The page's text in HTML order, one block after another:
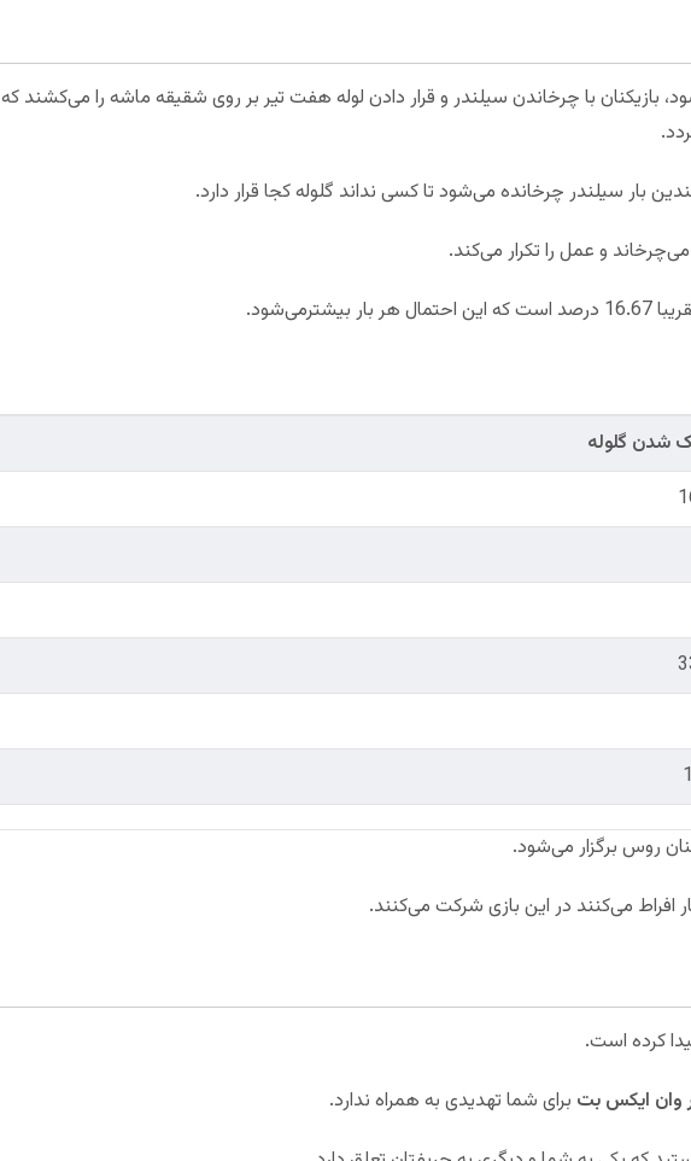
بازیکنان با چرخاندن سیلندر و قرار دادن لوله هفت تیر بر روی شقیقه ماشه را می‌کشند
و عمل را تکرار می‌کند.
شدن گلوله
روس برگزار می‌شود.
افراط می‌کنند در این بازی شرکت می‌کنند.
کرده است.
وان ایکس بت برای شما تهدیدی به همراه ندارد.